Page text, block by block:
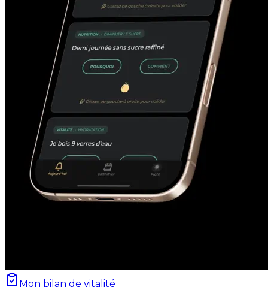
Mon bilan de vitalité